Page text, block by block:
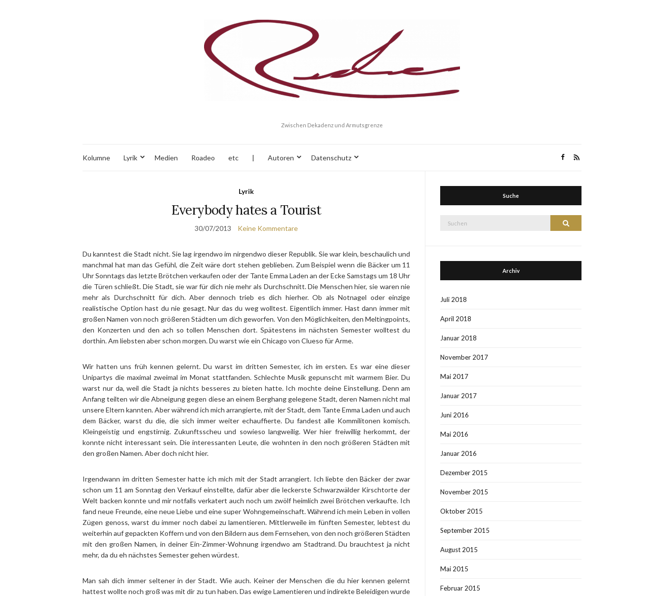
Zwischen Dekadenz und Armutsgrenze
Kolumne Lyrik Medien Roadeo etc | Autoren Datenschutz
Lyrik
Everybody hates a Tourist
30/07/2013 Keine Kommentare
Du kanntest die Stadt nicht. Sie lag irgendwo im nirgendwo dieser Republik. Sie war klein, beschaulich und
manchmal hat man das Gefühl, die Zeit wäre dort stehen geblieben. Zum Beispiel wenn die Bäcker um 11
Uhr Sonntags das letzte Brötchen verkaufen oder der Tante Emma Laden an der Ecke Samstags um 18 Uhr
die Türen schließt. Die Stadt, sie war für dich nie mehr als Durchschnitt. Die Menschen hier, sie waren nie
mehr als Durchschnitt für dich. Aber dennoch trieb es dich hierher. Ob als Notnagel oder einzige
realistische Option hast du nie gesagt. Nur das du weg wolltest. Eigentlich immer. Hast dann immer mit
großen Namen von noch größeren Städten um dich geworfen. Von den Möglichkeiten, den Meltingpoints,
den Konzerten und den ach so tollen Menschen dort. Spätestens im nächsten Semester wolltest du
dorthin. Am liebsten aber schon morgen. Du warst wie ein Chicago von Clueso für Arme.
Wir hatten uns früh kennen gelernt. Du warst im dritten Semester, ich im ersten. Es war eine dieser
Unipartys die maximal zweimal im Monat stattfanden. Schlechte Musik gepunscht mit warmem Bier. Du
warst nur da, weil die Stadt ja nichts besseres zu bieten hatte. Ich mochte deine Einstellung. Denn am
Anfang teilten wir die Abneigung gegen diese an einem Berghang gelegene Stadt, deren Namen nicht mal
unsere Eltern kannten. Aber während ich mich arrangierte, mit der Stadt, dem Tante Emma Laden und auch
dem Bäcker, warst du die, die sich immer weiter echauffierte. Du fandest alle Kommilitonen komisch.
Kleingeistig und engstirnig. Zukunftsscheu und sowieso langweilig. Wer hier freiwillig herkommt, der
konnte nicht interessant sein. Die interessanten Leute, die wohnten in den noch größeren Städten mit
den großen Namen. Aber doch nicht hier.
Irgendwann im dritten Semester hatte ich mich mit der Stadt arrangiert. Ich liebte den Bäcker der zwar
schon um 11 am Sonntag den Verkauf einstellte, dafür aber die leckerste Schwarzwälder Kirschtorte der
Welt backen konnte und mir notfalls verkatert auch noch um zwölf heimlich zwei Brötchen verkaufte. Ich
fand neue Freunde, eine neue Liebe und eine super Wohngemeinschaft. Während ich mein Leben in vollen
Zügen genoss, warst du immer noch dabei zu lamentieren. Mittlerweile im fünften Semester, lebtest du
weiterhin auf gepackten Koffern und von den Bildern aus dem Fernsehen, von den noch größeren Städten
mit den großen Namen, in deiner Ein-Zimmer-Wohnung irgendwo am Stadtrand. Du brauchtest ja nicht
mehr, da du eh nächstes Semester gehen würdest.
Man sah dich immer seltener in der Stadt. Wie auch. Keiner der Menschen die du hier kennen gelernt
hattest wollte noch groß was mit dir zu tun haben. Das ewige Lamentieren und indirekte Beleidigen wurde
Suche
Suchen
Archiv
Juli 2018
April 2018
Januar 2018
November 2017
Mai 2017
Januar 2017
Juni 2016
Mai 2016
Januar 2016
Dezember 2015
November 2015
Oktober 2015
September 2015
August 2015
Mai 2015
Februar 2015